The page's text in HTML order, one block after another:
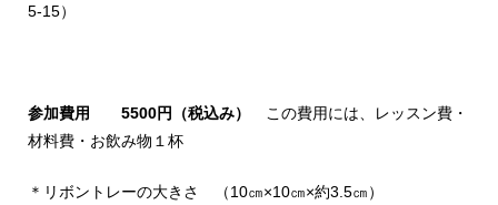
5-15）
参加費用 5500円（税込み）
この費用には、レッスン費・
材料費・お飲み物１杯
＊リボントレーの大きさ （10㎝×10㎝×約3.5㎝）